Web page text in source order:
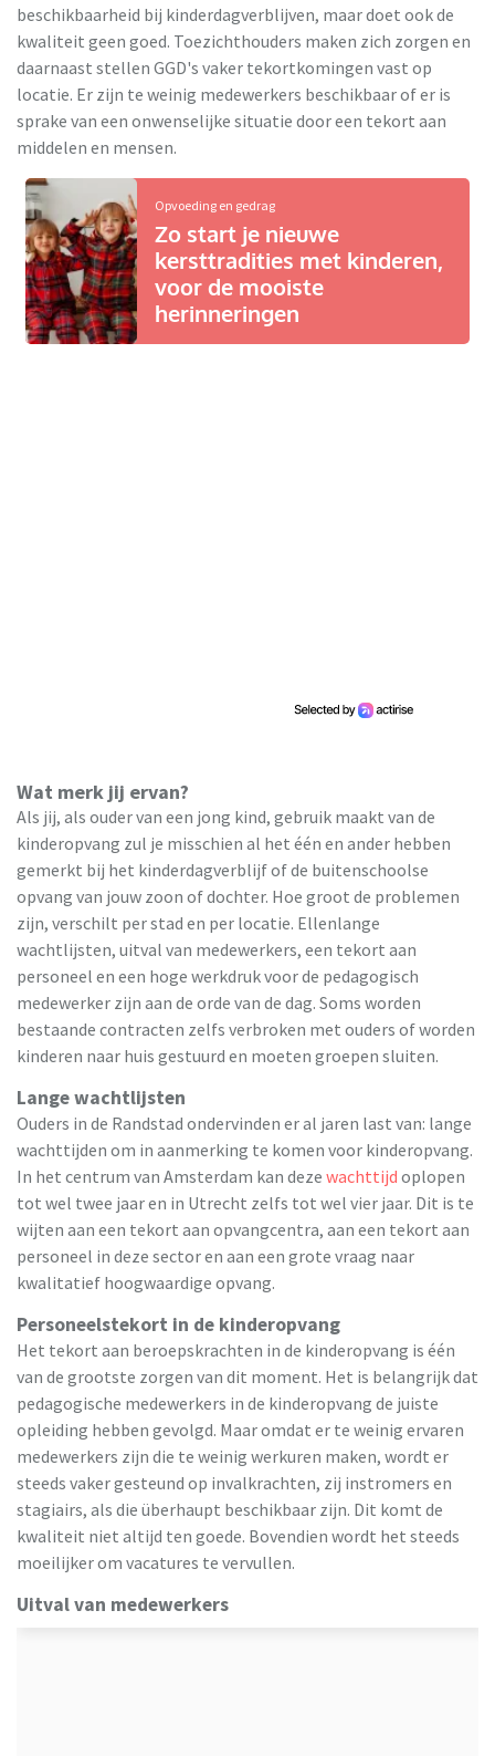
beschikbaarheid bij kinderdagverblijven, maar doet ook de
kwaliteit geen goed. Toezichthouders maken zich zorgen en
daarnaast stellen GGD's vaker tekortkomingen vast op
locatie. Er zijn te weinig medewerkers beschikbaar of er is
sprake van een onwenselijke situatie door een tekort aan
middelen en mensen.
Opvoeding en gedrag
Zo start je nieuwe
kersttradities met kinderen,
voor de mooiste
herinneringen
Wat merk jij ervan?
Als jij, als ouder van een jong kind, gebruik maakt van de
kinderopvang zul je misschien al het één en ander hebben
gemerkt bij het kinderdagverblijf of de buitenschoolse
opvang van jouw zoon of dochter. Hoe groot de problemen
zijn, verschilt per stad en per locatie. Ellenlange
wachtlijsten, uitval van medewerkers, een tekort aan
personeel en een hoge werkdruk voor de pedagogisch
medewerker zijn aan de orde van de dag. Soms worden
bestaande contracten zelfs verbroken met ouders of worden
kinderen naar huis gestuurd en moeten groepen sluiten.
Lange wachtlijsten
Ouders in de Randstad ondervinden er al jaren last van: lange
wachttijden om in aanmerking te komen voor kinderopvang.
In het centrum van Amsterdam kan deze wachttijd oplopen
tot wel twee jaar en in Utrecht zelfs tot wel vier jaar. Dit is te
wijten aan een tekort aan opvangcentra, aan een tekort aan
personeel in deze sector en aan een grote vraag naar
kwalitatief hoogwaardige opvang.
Personeelstekort in de kinderopvang
Het tekort aan beroepskrachten in de kinderopvang is één
van de grootste zorgen van dit moment. Het is belangrijk dat
pedagogische medewerkers in de kinderopvang de juiste
opleiding hebben gevolgd. Maar omdat er te weinig ervaren
medewerkers zijn die te weinig werkuren maken, wordt er
steeds vaker gesteund op invalkrachten, zij instromers en
stagiairs, als die überhaupt beschikbaar zijn. Dit komt de
kwaliteit niet altijd ten goede. Bovendien wordt het steeds
moeilijker om vacatures te vervullen.
Uitval van medewerkers